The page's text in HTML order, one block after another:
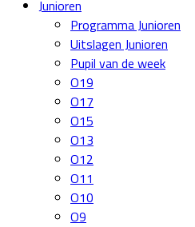
Junioren
Programma Junioren
Uitslagen Junioren
Pupil van de week
O19
O17
O15
O13
O12
O11
O10
O9